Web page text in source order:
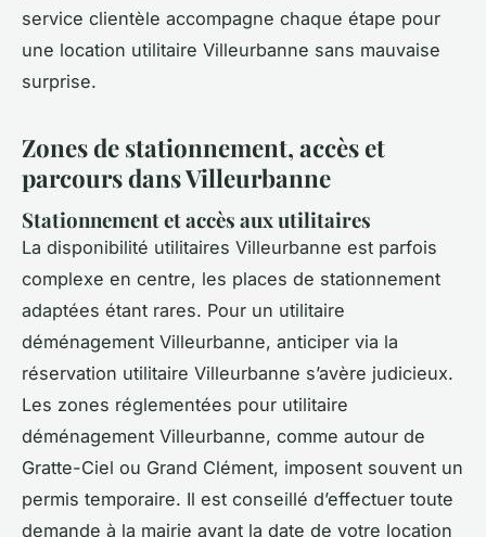
service clientèle accompagne chaque étape pour
une location utilitaire Villeurbanne sans mauvaise
surprise.
Zones de stationnement, accès et
parcours dans Villeurbanne
Stationnement et accès aux utilitaires
La disponibilité utilitaires Villeurbanne est parfois
complexe en centre, les places de stationnement
adaptées étant rares. Pour un utilitaire
déménagement Villeurbanne, anticiper via la
réservation utilitaire Villeurbanne s’avère judicieux.
Les zones réglementées pour utilitaire
déménagement Villeurbanne, comme autour de
Gratte-Ciel ou Grand Clément, imposent souvent un
permis temporaire. Il est conseillé d’effectuer toute
demande à la mairie avant la date de votre location